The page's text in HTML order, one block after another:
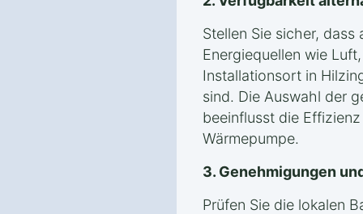
Stellen Sie sicher, dass
Energiequellen wie
Installationsort in
sind. Die Auswahl der
beeinflusst die
Wärmepumpe.
3. Genehmigungen
Prüfen Sie die lokalen